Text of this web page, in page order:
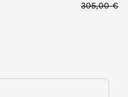
Price
305,00 €